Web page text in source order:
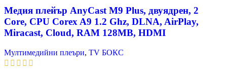
Медия плейър AnyCast M9 Plus, двуядрен, 2
Core, CPU Corex A9 1.2 Ghz, DLNA, AirPlay,
Miracast, Cloud, RAM 128MB, HDMI
Мултимедийни плеъри, TV БОКС